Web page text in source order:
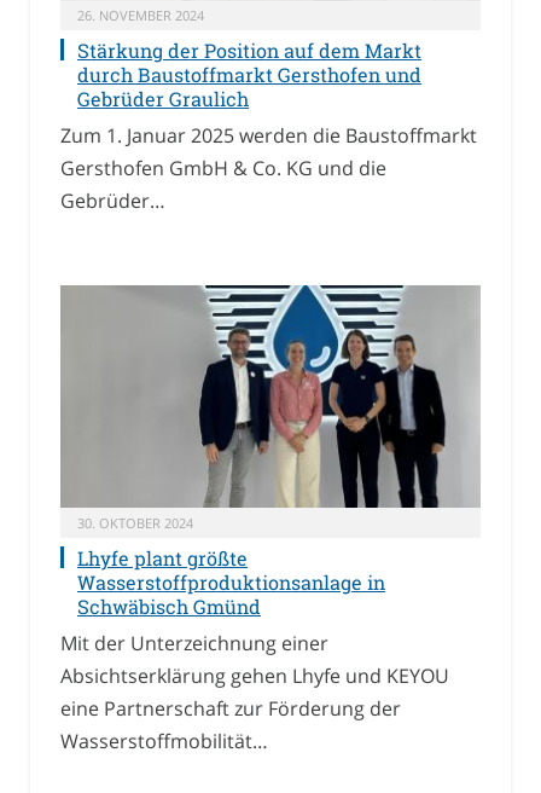
26. NOVEMBER 2024
Stärkung der Position auf dem Markt
durch Baustoffmarkt Gersthofen und
Gebrüder Graulich
Zum 1. Januar 2025 werden die Baustoffmarkt
Gersthofen GmbH & Co. KG und die
Gebrüder…
30. OKTOBER 2024
Lhyfe plant größte
Wasserstoffproduktionsanlage in
Schwäbisch Gmünd
Mit der Unterzeichnung einer
Absichtserklärung gehen Lhyfe und KEYOU
eine Partnerschaft zur Förderung der
Wasserstoffmobilität…